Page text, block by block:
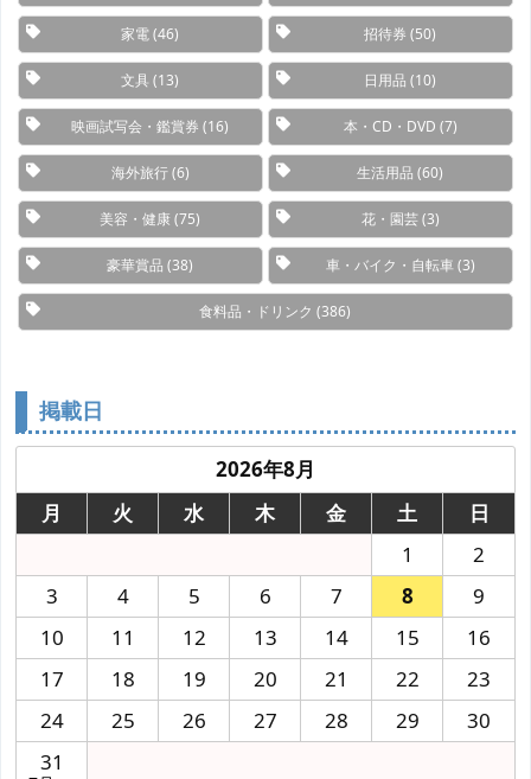
家電(46) 招待券 (50)
文具 (13) 日用品 (10)
映画試写会・鑑賞券 (16) 本・CD・DVD (7)
海外旅行(6) 生活用品 (60)
美容・健康(75) 花・園芸(3)
豪華賞品 (38) 車・バイク・自転車(3)
食料品・ドリンク (386)
掲載日
2026年8月
月
火 水 木 金 土
日
1
2
3
4 5 6 7 8
9
10
11 12 13 14 15
16
17
18 19 20 21 22
23
24
25 26 27 28 29
30
31